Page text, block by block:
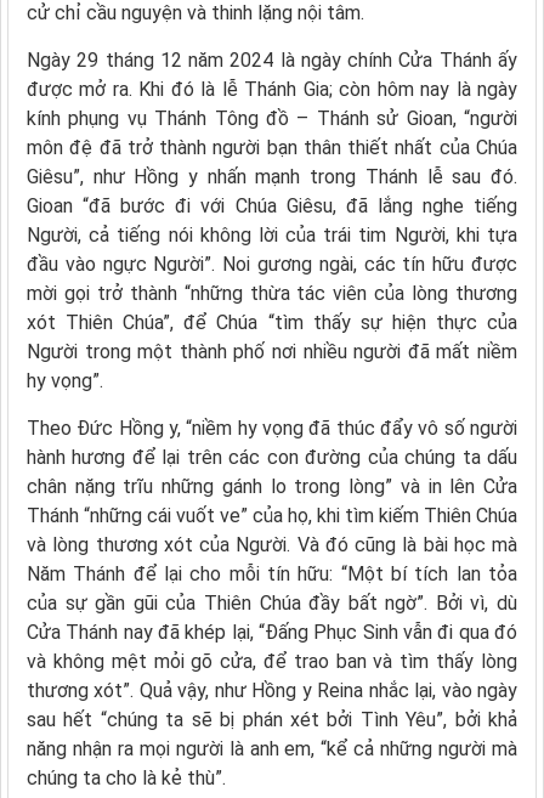
cử chỉ cầu nguyện và thinh lặng nội tâm.
Ngày 29 tháng 12 năm 2024 là ngày chính Cửa Thánh ấy
được mở ra. Khi đó là lễ Thánh Gia; còn hôm nay là ngày
kính phụng vụ Thánh Tông đồ – Thánh sử Gioan, “người
môn đệ đã trở thành người bạn thân thiết nhất của Chúa
Giêsu”, như Hồng y nhấn mạnh trong Thánh lễ sau đó.
Gioan “đã bước đi với Chúa Giêsu, đã lắng nghe tiếng
Người, cả tiếng nói không lời của trái tim Người, khi tựa
đầu vào ngực Người”. Noi gương ngài, các tín hữu được
mời gọi trở thành “những thừa tác viên của lòng thương
xót Thiên Chúa”, để Chúa “tìm thấy sự hiện thực của
Người trong một thành phố nơi nhiều người đã mất niềm
hy vọng”.
Theo Đức Hồng y, “niềm hy vọng đã thúc đẩy vô số người
hành hương để lại trên các con đường của chúng ta dấu
chân nặng trĩu những gánh lo trong lòng” và in lên Cửa
Thánh “những cái vuốt ve” của họ, khi tìm kiếm Thiên Chúa
và lòng thương xót của Người. Và đó cũng là bài học mà
Năm Thánh để lại cho mỗi tín hữu: “Một bí tích lan tỏa
của sự gần gũi của Thiên Chúa đầy bất ngờ”. Bởi vì, dù
Cửa Thánh nay đã khép lại, “Đấng Phục Sinh vẫn đi qua đó
và không mệt mỏi gõ cửa, để trao ban và tìm thấy lòng
thương xót”. Quả vậy, như Hồng y Reina nhắc lại, vào ngày
sau hết “chúng ta sẽ bị phán xét bởi Tình Yêu”, bởi khả
năng nhận ra mọi người là anh em, “kể cả những người mà
chúng ta cho là kẻ thù”.